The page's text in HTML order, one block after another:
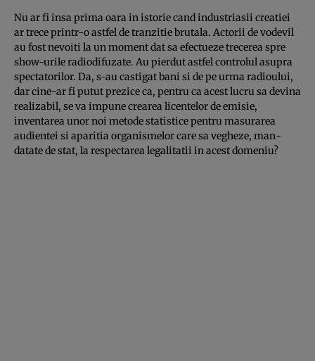
Nu ar fi insa prima oara in istorie cand industriasii creatiei
ar trece printr-o astfel de tranzitie brutala. Actorii de vode­vil
au fost nevoiti la un moment dat sa efectueze trecerea spre
show-urile radiodifuzate. Au pierdut astfel controlul asu­pra
spectatorilor. Da, s-au castigat bani si de pe urma radioului,
dar cine-ar fi putut prezice ca, pentru ca acest lu­cru sa devina
realizabil, se va impune crearea licentelor de emisie,
inventarea unor noi metode statistice pentru ma­su­rarea
audientei si aparitia organismelor care sa veghe­ze, man­
datate de stat, la respectarea legalitatii in acest domeniu?